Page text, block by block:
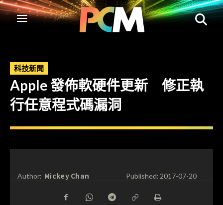
科技新聞
Apple 發佈軟硬件更新 修正執
行任意程式碼漏洞
Author: Mickey Chan Published:2017-07-20